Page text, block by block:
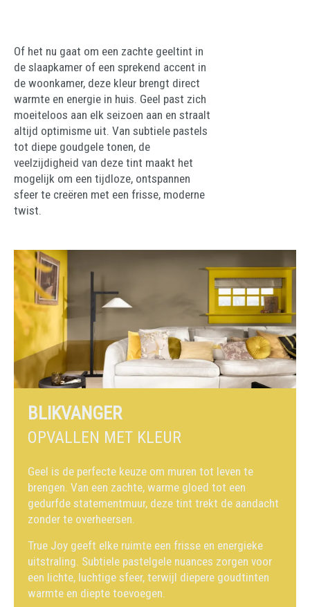
Of het nu gaat om een zachte geeltint in
de slaapkamer of een sprekend accent in
de woonkamer, deze kleur brengt direct
warmte en energie in huis. Geel past zich
moeiteloos aan elk seizoen aan en straalt
altijd optimisme uit. Van subtiele pastels
tot diepe goudgele tonen, de
veelzijdigheid van deze tint maakt het
mogelijk om een tijdloze, ontspannen
sfeer te creëren met een frisse, moderne
twist.
BLIKVANGER
OPVALLEN MET KLEUR
Geel is de perfecte keuze om muren tot leven te
brengen. Van een zachte, warme gloed tot een
gedurfde statementmuur, deze tint trekt de aandacht
zonder te overheersen.
True Joy geeft elke ruimte een frisse en energieke
uitstraling. Subtiele pastelgele nuances zorgen voor
een lichte, luchtige sfeer, terwijl diepere goudtinten
warmte en diepte toevoegen.